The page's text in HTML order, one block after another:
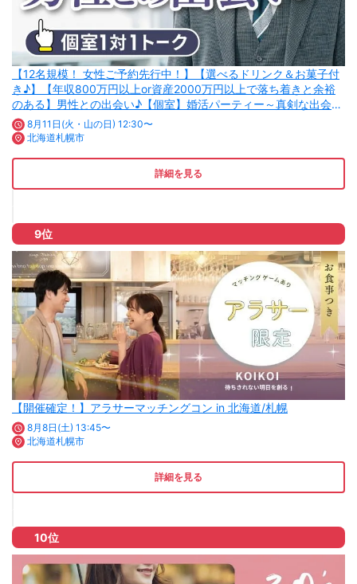
【12名規模！ 女性ご予約先行中！】【選べるドリンク＆お菓子付
き♪】【年収800万円以上or資産2000万円以上で落ち着きと余裕
のある】男性との出会い♪【個室】婚活パーティー～真剣な出会い
～ 8月11日(火・山の日) 12:30〜
北海道札幌市
詳細を見る
9位
【開催確定！】アラサーマッチングコン in 北海道/札幌
8月8日(土) 13:45〜
北海道札幌市
詳細を見る
10位